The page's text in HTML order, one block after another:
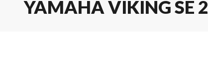
YAMAHA VIKING SE